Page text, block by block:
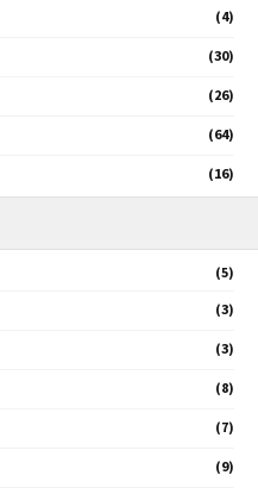
(4)
(30)
(26)
(64)
(16)
(5)
(3)
(3)
(8)
(7)
(9)